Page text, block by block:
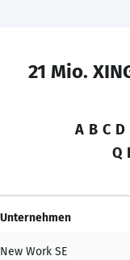
21 Mio.
A B C D
Q
Unternehmen
New Work SE